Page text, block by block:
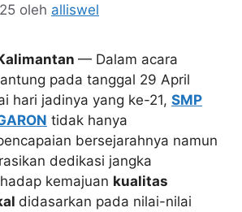
oleh alliswel
— Dalam acara
pada tanggal 29 April
hari jadinya yang ke-21, SMP
tidak hanya
bersejarahnya namun
dedikasi jangka
kemajuan kualitas
didasarkan pada nilai-nilai